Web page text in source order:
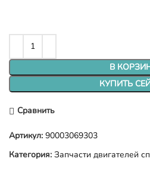
В
КУПИТЬ
Сравнить
Артикул: 90003069303
Категория: Запчасти двигателей